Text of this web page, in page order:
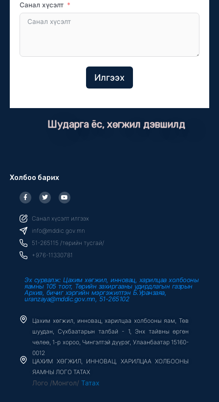
Санал хүсэлт
Илгээх
Шударга ёс, хөгжил дэвшилд
Холбоо барих
F
a
c
b
o
o
k
f
T
w
i
t
e
r
Y
o
u
u
b
e
Санал хүсэлт илгээх
info@mddic.gov.mn
51-265115 /төрийн тусгай/
+976-11330781
Эх сурвалж: Цахим хөгжил, инновац, харилцаа холбооны
яамны 105 тоот, Төрийн захиргааны удирдлагын газрын
Архив, бичиг хэргийн мэргэжилтэн Б.Уранзаяа,
uranzaya@mddic.gov.mn, 51-265102
Цахим хөгжил, инновац, харилцаа холбооны яам, Төв
шуудан, Сүхбаатарын талбай - 1, Энх тайвны өргөн
чөлөө, 1-р хороо, Чингэлтэй дүүрэг, Улаанбаатар 15160-
0012
ЦАХИМ ХӨГЖИЛ, ИННОВАЦ, ХАРИЛЦАА ХОЛБООНЫ
ЯАМНЫ ЛОГО ТАТАХ
Лого /Монгол/ Татах